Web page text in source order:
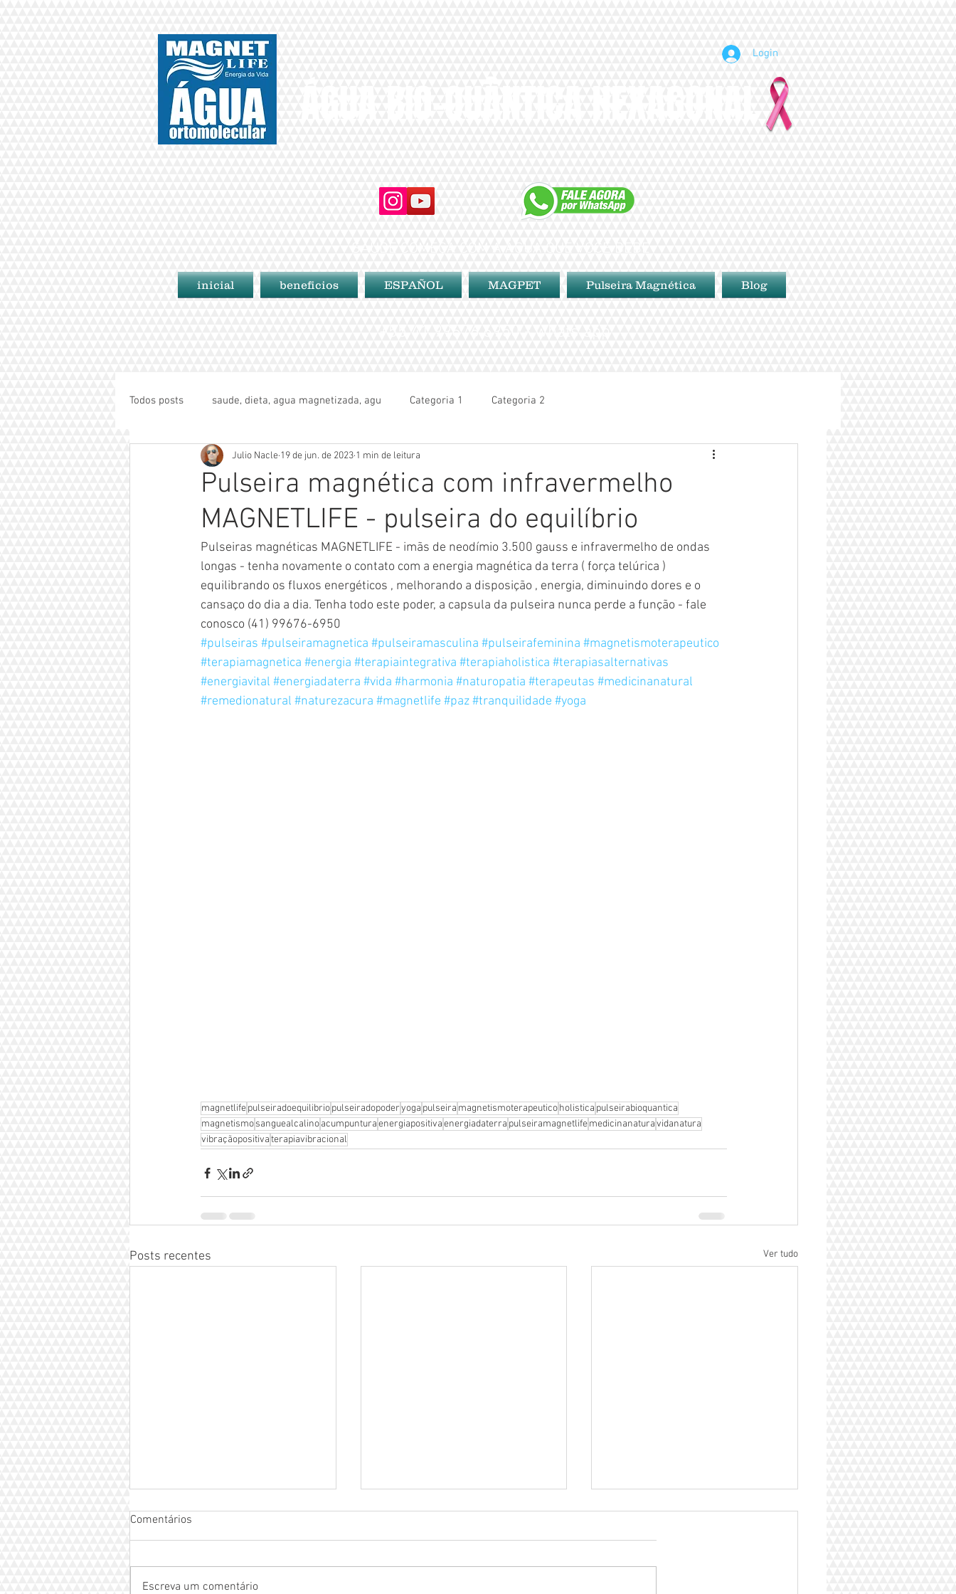
Login
inicial beneficios ESPAÑOL MAGPET Pulseira Magnética Blog
Todos posts saude, dieta, agua magnetizada, agu Categoria 1 Categoria 2
Pulseira magnética com infravermelho
MAGNETLIFE - pulseira do equilíbrio
Julio Nacle 19 de jun. de 2023 1 min de leitura
Pulseiras magnéticas MAGNETLIFE - imãs de neodímio 3.500 gauss e infravermelho de ondas
longas - tenha novamente o contato com a energia magnética da terra ( força telúrica )
equilibrando os fluxos energéticos , melhorando a disposição , energia, diminuindo dores e o
cansaço do dia a dia. Tenha todo este poder, a capsula da pulseira nunca perde a função - fale
conosco (41) 99676-6950
#pulseiras #pulseiramagnetica #pulseiramasculina #pulseirafeminina #magnetismoterapeutico
#terapiamagnetica #energia #terapiaintegrativa #terapiaholistica #terapiasalternativas
#energiavital #energiadaterra #vida #harmonia #naturopatia #terapeutas #medicinanatural
#remedionatural #naturezacura #magnetlife #paz#tranquilidade #yoga
magnetlifepulseiradoequilibriopulseiradopoderyoga pulseira magnetismoterapeuticoholistica pulseirabioquantica
magnetismosanguealcalinoacumpunturaenergiapositivaenergiadaterra pulseiramagnetlifemedicinanaturavidanatura
vibraçãopositivaterapiavibracional
Posts recentes Ver tudo
Comentários
Escreva um comentário